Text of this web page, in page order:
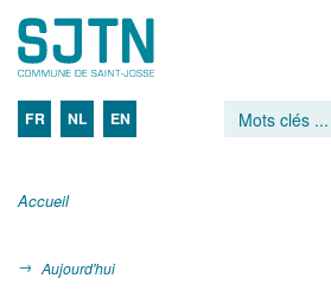
FR NL EN
Accueil
Aujourd'hui